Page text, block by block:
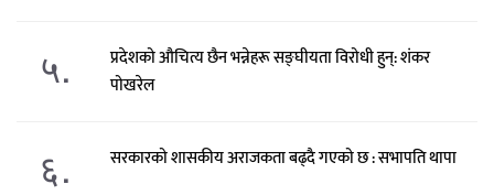
५.
प्रदेशको औचित्य छैन भन्नेहरू सङ्घीयता विरोधी हुन्: शंकर
पोखरेल
६. सरकारको शासकीय अराजकता बढ्दै गएको छ : सभापति थापा